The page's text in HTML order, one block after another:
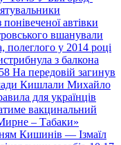
автівки
вшанували
полеглого у 2014 році
з балкона
На передовій загинув
Кишлали Михайло
для українців
вакцинальний
– Табаки»
Кишинів — Ізмаїл